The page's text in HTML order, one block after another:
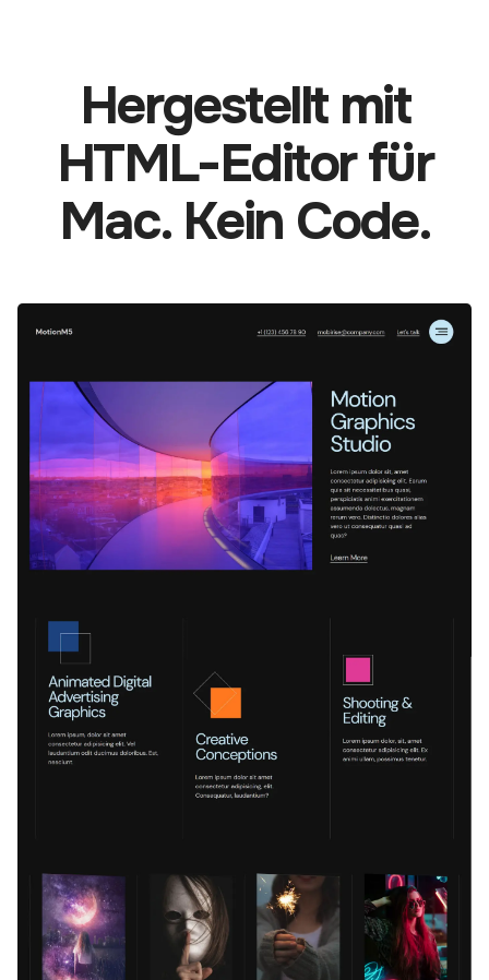
Hergestellt mit
HTML-Editor für
Mac. Kein Code.